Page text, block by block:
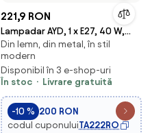
221,9 RON
Lampadar AYD, 1 x E27, 40 W,
230 V, maro/albastru
Din lemn, din metal, în stil
modern
Disponibil în 3 e-shop-uri
În stoc
Livrare gratuită
-10 % 200 RON
codul cuponuluiTA222RO